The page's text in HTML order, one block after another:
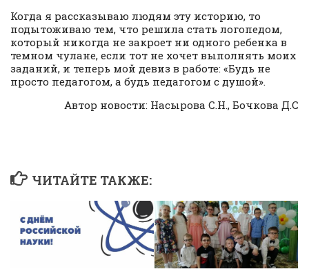
Когда я рассказываю людям эту историю, то
подытоживаю тем, что решила стать логопедом,
который никогда не закроет ни одного ребенка в
темном чулане, если тот не хочет выполнять моих
заданий, и теперь мой девиз в работе: «Будь не
просто педагогом, а будь педагогом с душой».
Автор новости: Насырова С.Н., Бочкова Д.С
ЧИТАЙТЕ ТАКЖЕ: